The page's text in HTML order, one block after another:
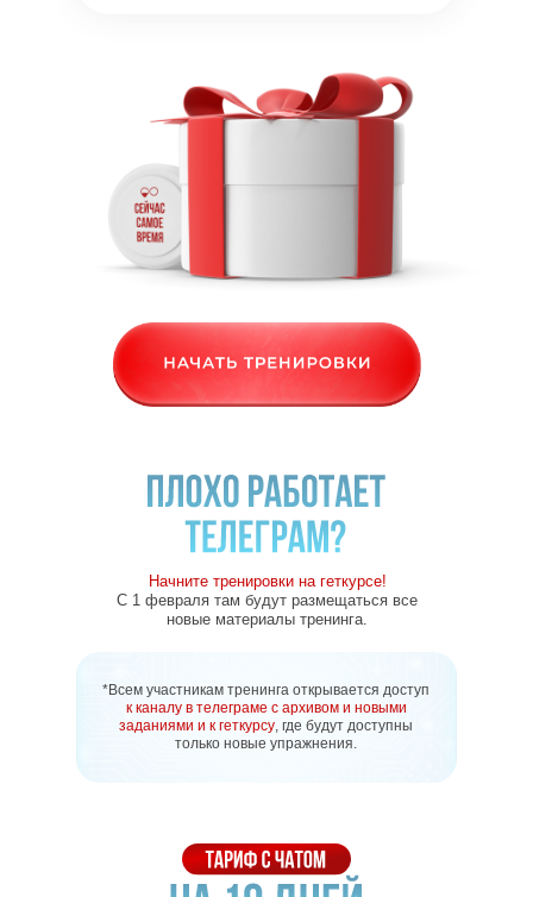
*Всем участникам тренинга открывается доступ
к каналу в телеграме с архивом и новыми
заданиями и к геткурсу, где будут доступны
только новые упражнения.
Начните тренировки на геткурсе!
С 1 февраля там будут размещаться все
новые материалы тренинга.